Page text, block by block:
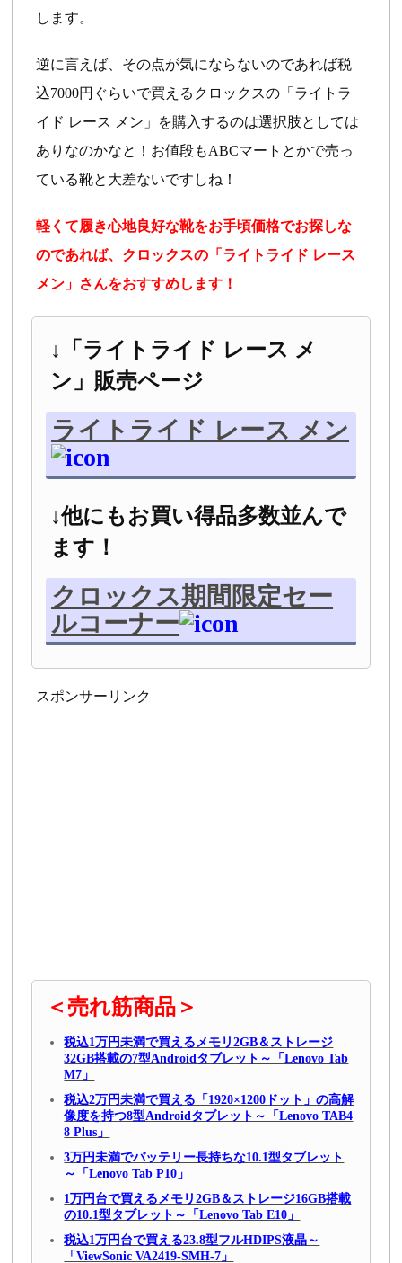
します。
逆に言えば、その点が気にならないのであれば税
込7000円ぐらいで買えるクロックスの「ライトラ
イド レース メン」を購入するのは選択肢としては
ありなのかなと！お値段もABCマートとかで売っ
ている靴と大差ないですしね！
軽くて履き心地良好な靴をお手頃価格でお探しな
のであれば、クロックスの「ライトライド レース
メン」さんをおすすめします！
↓「ライトライド レース メ
ン」販売ページ
ライトライド レース メン
↓他にもお買い得品多数並んで
ます！
クロックス期間限定セー
ルコーナー
スポンサーリンク
＜売れ筋商品＞
税込1万円未満で買えるメモリ2GB＆ストレージ
32GB搭載の7型Androidタブレット～「Lenovo Tab
M7」
税込2万円未満で買える「1920×1200ドット」の高解
像度を持つ8型Androidタブレット～「Lenovo TAB4
8 Plus」
3万円未満でバッテリー長持ちな10.1型タブレット
～「Lenovo Tab P10」
1万円台で買えるメモリ2GB＆ストレージ16GB搭載
の10.1型タブレット～「Lenovo Tab E10」
税込1万円台で買える23.8型フルHDIPS液晶～
「ViewSonic VA2419-SMH-7」